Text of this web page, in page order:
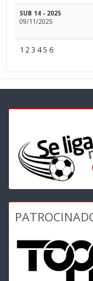
SUB 14 - 2025
09/11/2025
1 23 45 6